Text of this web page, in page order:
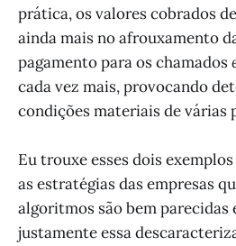
prática, os valores cobrados
ainda mais no afrouxamento
pagamento para os chamados
cada vez mais, provocando
condições materiais de várias
Eu trouxe esses dois
as estratégias das empresas
algoritmos são bem parecidas
justamente essa